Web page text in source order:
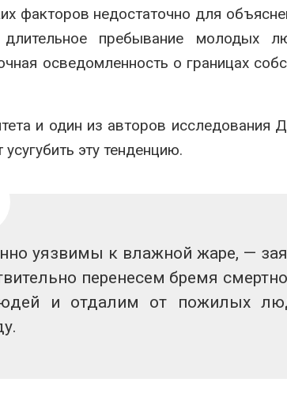
факторов недостаточно для
пребывание молодых
осведомленность о границах
и один из авторов исследования
эту тенденцию.
уязвимы к влажной жаре, —
перенесем бремя
и отдалим от пожилых
старых шин
обходиться без
и почти
России по
года
Авг 7, 2026